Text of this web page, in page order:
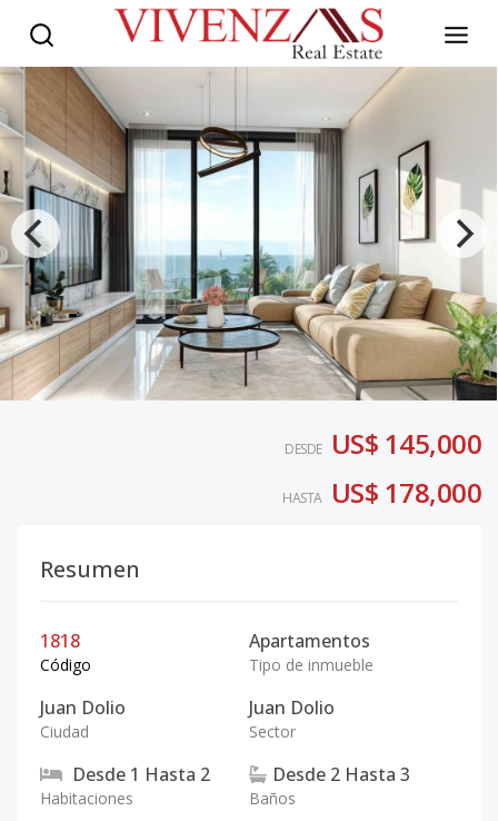
DESDE US$ 145,000
HASTA US$ 178,000
Resumen
1818
Código
Apartamentos
Tipo de inmueble
Juan Dolio
Ciudad
Juan Dolio
Sector
Desde 1 Hasta 2
Habitaciones
Desde 2 Hasta 3
Baños